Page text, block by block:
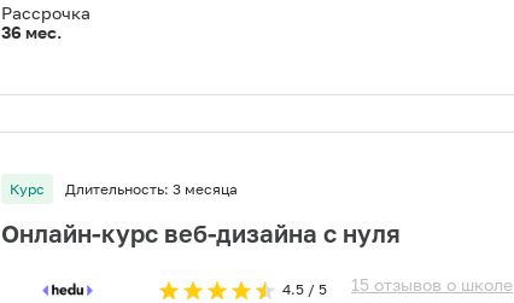
Рассрочка
36 мес.
Курс Длительность: 3 месяца
Онлайн-курс веб-дизайна с нуля
4.5 / 5 15 отзывов о школе